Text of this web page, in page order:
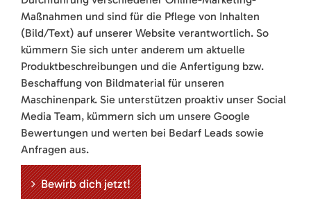
Maßnahmen und sind für die Pflege von Inhalten
(Bild/Text) auf unserer Website verantwortlich. So
kümmern Sie sich unter anderem um aktuelle
Produktbeschreibungen und die Anfertigung bzw.
Beschaffung von Bildmaterial für unseren
Maschinenpark. Sie unterstützen proaktiv unser Social
Media Team, kümmern sich um unsere Google
Bewertungen und werten bei Bedarf Leads sowie
Anfragen aus.
Bewirb dich jetzt!